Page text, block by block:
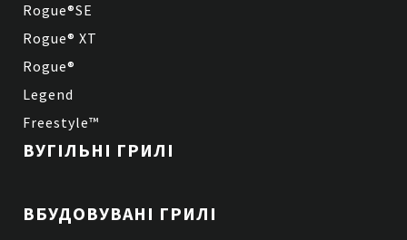
Rogue®SE
Rogue® XT
Rogue®
Legend
Freestyle™
ВУГІЛЬНІ ГРИЛІ
ВБУДОВУВАНІ ГРИЛІ